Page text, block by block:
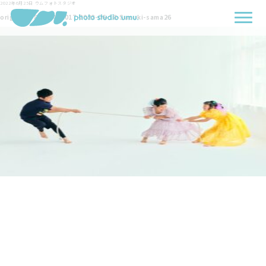
2022年6月25日 ウムフォトスタジオ
originals-8405-452017-2022-06-18-Suzuki-sama26